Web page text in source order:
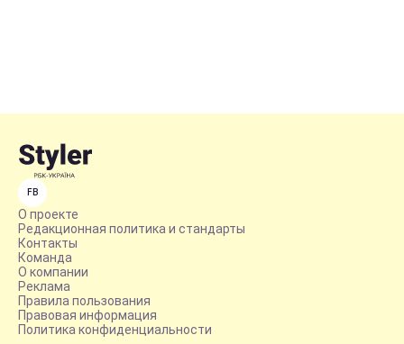
FB
О проекте
Редакционная политика и стандарты
Контакты
Команда
О компании
Реклама
Правила пользования
Правовая информация
Политика конфиденциальности